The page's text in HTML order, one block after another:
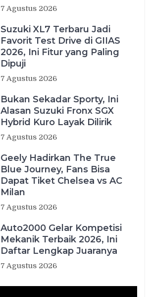
7 Agustus 2026
Suzuki XL7 Terbaru Jadi
Favorit Test Drive di GIIAS
2026, Ini Fitur yang Paling
Dipuji
7 Agustus 2026
Bukan Sekadar Sporty, Ini
Alasan Suzuki Fronx SGX
Hybrid Kuro Layak Dilirik
7 Agustus 2026
Geely Hadirkan The True
Blue Journey, Fans Bisa
Dapat Tiket Chelsea vs AC
Milan
7 Agustus 2026
Auto2000 Gelar Kompetisi
Mekanik Terbaik 2026, Ini
Daftar Lengkap Juaranya
7 Agustus 2026